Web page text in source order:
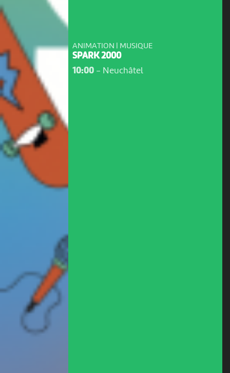
ANIMATION | MUSIQUE
SPARK 2000
10:00- Neuchâtel